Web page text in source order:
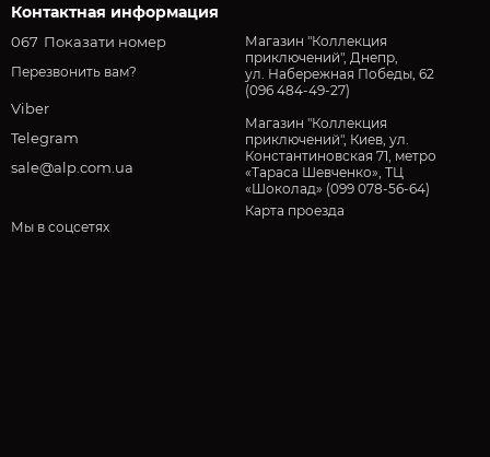
Контактная информация
067 Показати номер
Перезвонить вам?
Viber
Telegram
sale@alp.com.ua
Магазин "Коллекция
приключений", Днепр,
ул. Набережная Победы, 62
(096 484-49-27)
Магазин "Коллекция
приключений", Киев, ул.
Константиновская 71, метро
«Тараса Шевченко», ТЦ
«Шоколад» (099 078-56-64)
Карта проезда
Мы в соцсетях